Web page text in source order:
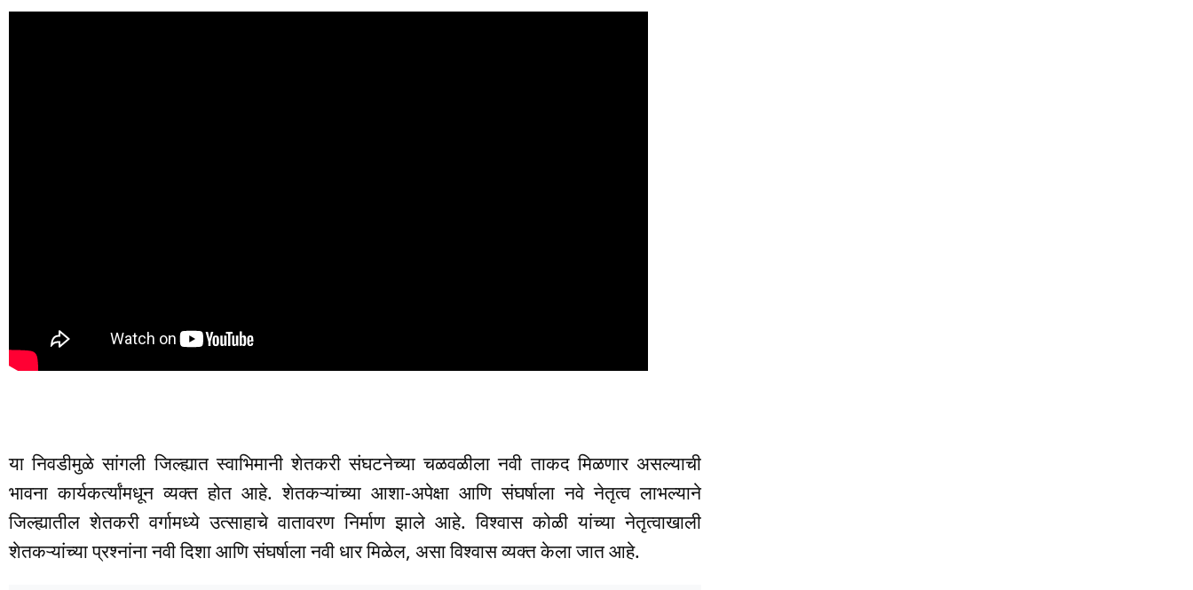
या निवडीमुळे सांगली जिल्ह्यात स्वाभिमानी शेतकरी संघटनेच्या चळवळीला नवी ताकद मिळणार असल्याची
भावना कार्यकर्त्यांमधून व्यक्त होत आहे. शेतकऱ्यांच्या आशा-अपेक्षा आणि संघर्षाला नवे नेतृत्व लाभल्याने
जिल्ह्यातील शेतकरी वर्गामध्ये उत्साहाचे वातावरण निर्माण झाले आहे. विश्वास कोळी यांच्या नेतृत्वाखाली
शेतकऱ्यांच्या प्रश्नांना नवी दिशा आणि संघर्षाला नवी धार मिळेल, असा विश्वास व्यक्त केला जात आहे.